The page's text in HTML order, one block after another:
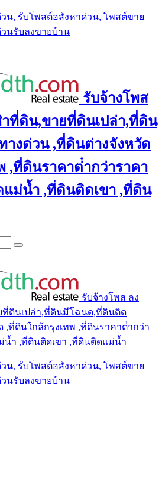
น, รับโพสต์อสังหาด่วน, โพสต์ขาย
นรับลงขายบ้าน
รับจ้างโพส
าที่ดิน,ขายที่ดินเปล่า,ที่ดิน
งด่วน ,ที่ดินต่างจังหวัด
,ที่ดินราคาต่ํากว่าราคา
แม่น้ำ ,ที่ดินติดเขา ,ที่ดิน
รับจ้างโพส ลง
ที่ดินเปล่า,ที่ดินมีโฉนด,ที่ดินติด
,ที่ดินใกล้กรุงเทพ ,ที่ดินราคาต่ํากว่า
น้ำ ,ที่ดินติดเขา ,ที่ดินติดแม่น้ำ
น, รับโพสต์อสังหาด่วน, โพสต์ขาย
นรับลงขายบ้าน